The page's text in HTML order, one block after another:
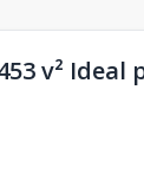
v² Ideal